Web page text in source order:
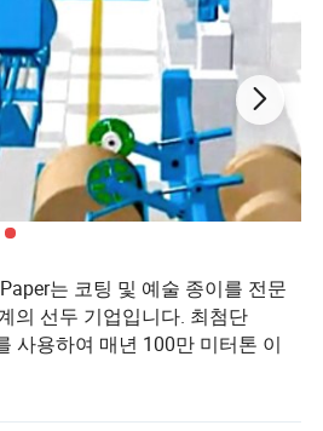
FCL:22-25MT
는 코팅 및 예술 종이를 전문
의 선두 기업입니다. 최첨단
사용하여 매년 100만 미터톤 이
에 맞게 코팅 및 라미네이팅을 포